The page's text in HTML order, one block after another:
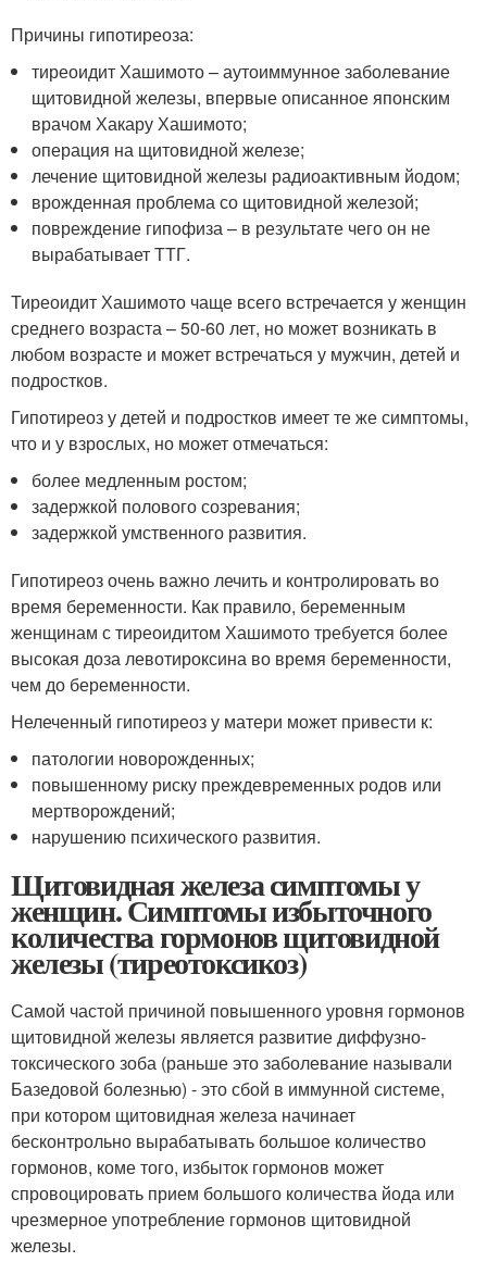
Причины гипотиреоза:
тиреоидит Хашимото – аутоиммунное заболевание
щитовидной железы, впервые описанное японским
врачом Хакару Хашимото;
операция на щитовидной железе;
лечение щитовидной железы радиоактивным йодом;
врожденная проблема со щитовидной железой;
повреждение гипофиза – в результате чего он не
вырабатывает ТТГ.
Тиреоидит Хашимото чаще всего встречается у женщин
среднего возраста – 50-60 лет, но может возникать в
любом возрасте и может встречаться у мужчин, детей и
подростков.
Гипотиреоз у детей и подростков имеет те же симптомы,
что и у взрослых, но может отмечаться:
более медленным ростом;
задержкой полового созревания;
задержкой умственного развития.
Гипотиреоз очень важно лечить и контролировать во
время беременности. Как правило, беременным
женщинам с тиреоидитом Хашимото требуется более
высокая доза левотироксина во время беременности,
чем до беременности.
Нелеченный гипотиреоз у матери может привести к:
патологии новорожденных;
повышенному риску преждевременных родов или
мертворождений;
нарушению психического развития.
Щитовидная железа симптомы у
женщин. Симптомы избыточного
количества гормонов щитовидной
железы (тиреотоксикоз)
Самой частой причиной повышенного уровня гормонов
щитовидной железы является развитие диффузно-
токсического зоба (раньше это заболевание называли
Базедовой болезнью) - это сбой в иммунной системе,
при котором щитовидная железа начинает
бесконтрольно вырабатывать большое количество
гормонов, коме того, избыток гормонов может
спровоцировать прием большого количества йода или
чрезмерное употребление гормонов щитовидной
железы.